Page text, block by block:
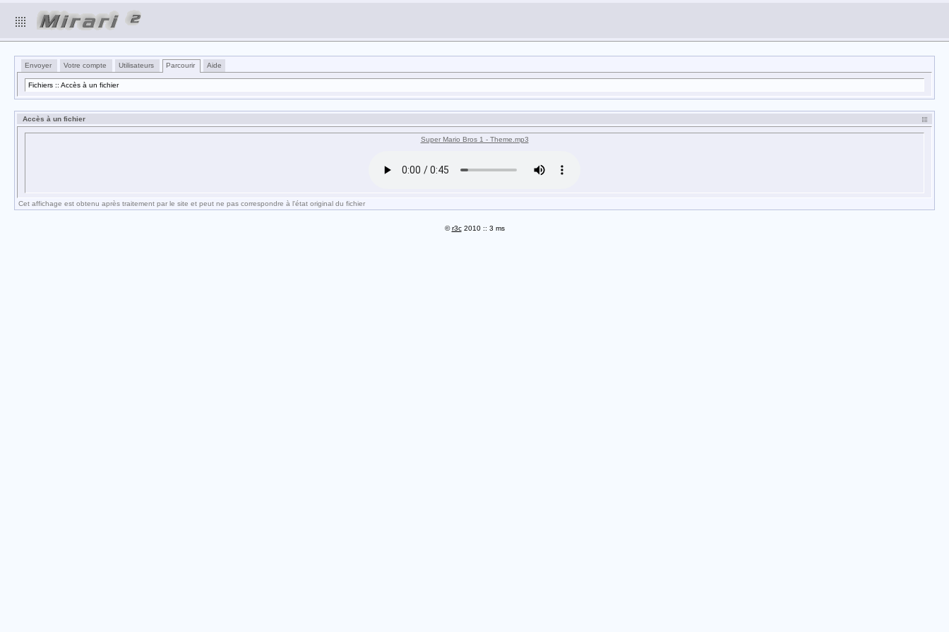
Envoyer Votre compte Utilisateurs Parcourir Aide
Fichiers :: Accès à un fichier
Accès à un fichier
Super Mario Bros 1 - Theme.mp3
Cet affichage est obtenu après traitement par le site et peut ne pas correspondre à l'état original du fichier
©r3c2010 :: 3 ms